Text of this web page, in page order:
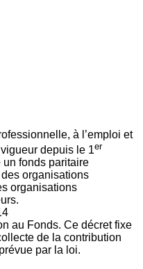
à l’emploi et
depuis le 1er
fonds paritaire
organisations
organisations
au Fonds. Ce décret fixe
de la contribution
par la loi.